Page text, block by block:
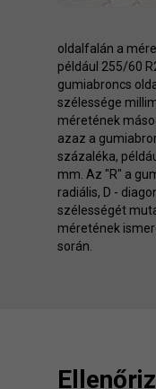
oldalfalán a
például 255/60
gumiabroncs
szélessége
méretének
azaz a
százaléka,
mm. Az "R" a
radiális, D -
szélességét
méretének
során.